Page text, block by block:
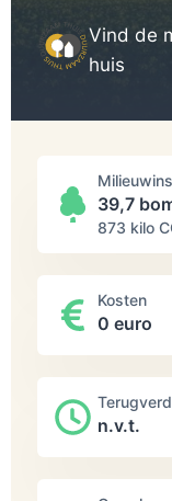
Vind de
huis
39,7
873 kilo
Kosten
0 euro
n.v.t.